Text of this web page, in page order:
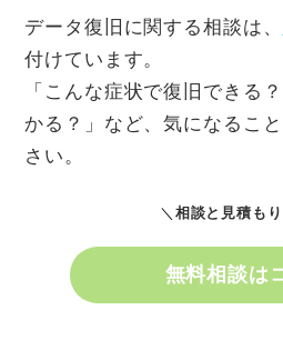
データ復旧に関する相談は、
付けています。
「こんな症状で復旧できる
かる？」など、気になるこ
さい。
＼ 相談と見積も
無料相談は